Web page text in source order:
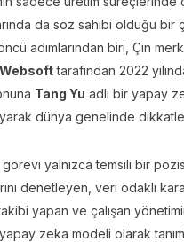
da söz sahibi olduğu bir
adımlarından biri, Çin
tarafından 2022
Tang Yu adlı bir yapay
dünya genelinde
görevi yalnızca temsili bir
denetleyen, veri odaklı
yapan ve çalışan
zeka modeli olarak